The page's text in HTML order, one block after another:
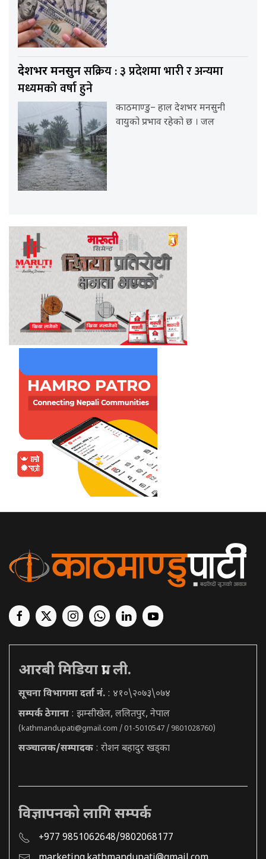
देशभर मनसुनसक्रिय : ३ प्रदेशमा भारी र अन्यमा
मध्यमको वर्षा हुने
काठमाण्डु– हाल देशभर मनसुनी
वायुको प्रभाव रहेको छ । जल
आरबी मिडिया प्रा. ली.
सूचना विभागमा दर्ता नं. : ४१०\२०७३\०७४
सम्पर्क ठेगाना : झम्सीखेल, ललितपुर, नेपाल
(kathmandupati@gmail.com / 01-5010547 / 9801028760)
सञ्चालक/सम्पादक : रोशन बहादुर खड्का
विज्ञापनको लागि सम्पर्क
+977 9851062648/9802068177